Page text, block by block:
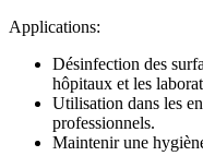
Applications:
Désinfection des
hôpitaux et les
Utilisation dans les
professionnels.
Maintenir une